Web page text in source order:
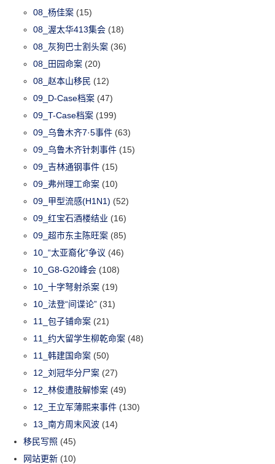
08_杨佳案 (15)
08_渥太华413集会 (18)
08_灰狗巴士割头案 (36)
08_田园命案 (20)
08_赵本山移民 (12)
09_D-Case档案 (47)
09_T-Case档案 (199)
09_乌鲁木齐7·5事件 (63)
09_乌鲁木齐针刺事件 (15)
09_吉林通钢事件 (15)
09_弗州理工命案 (10)
09_甲型流感(H1N1) (52)
09_红宝石酒楼结业 (16)
09_超市东主陈旺案 (85)
10_“太亚裔化”争议 (46)
10_G8-G20峰会 (108)
10_十字弩射杀案 (19)
10_法登“间谍论” (31)
11_包子铺命案 (21)
11_约大留学生柳乾命案 (48)
11_韩建国命案 (50)
12_刘冠华分尸案 (27)
12_林俊遭肢解惨案 (49)
12_王立军薄熙来事件 (130)
13_南方周末风波 (14)
移民写照 (45)
网站更新 (10)